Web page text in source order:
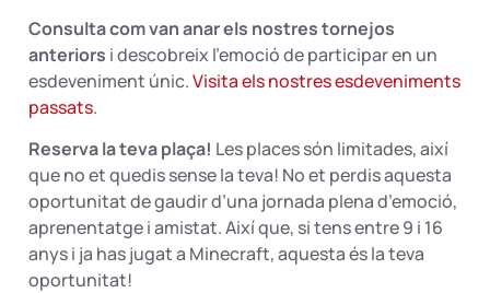
Consulta com van anar els nostres tornejos
anteriors i descobreix l’emoció de participar en un
esdeveniment únic.Visita els nostres esdeveniments
passats.
Reserva la teva plaça! Les places són limitades, així
que no et quedis sense la teva! No et perdis aquesta
oportunitat de gaudir d’una jornada plena d’emoció,
aprenentatge i amistat. Així que, si tens entre 9 i 16
anys i ja has jugat a Minecraft, aquesta és la teva
oportunitat!